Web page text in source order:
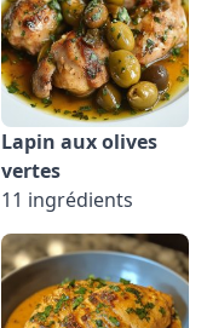
Lapin aux olives
vertes
11 ingrédients